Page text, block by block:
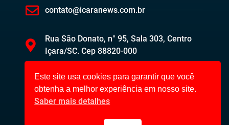
contato@icaranews.com.br
Rua São Donato, n° 95, Sala 303, Centro
Içara/SC. Cep 88820-000
Este site usa cookies para garantir que você
obtenha a melhor experiência em nosso site.
Saber mais detalhes